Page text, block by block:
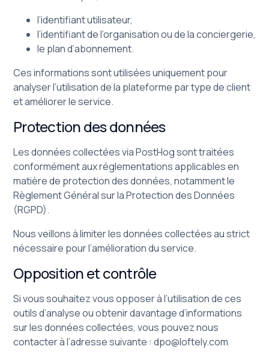
l’identifiant utilisateur,
l’identifiant de l’organisation ou de la conciergerie,
le plan d’abonnement.
Ces informations sont utilisées uniquement pour
analyser l’utilisation de la plateforme par type de client
et améliorer le service.
Protection des données
Les données collectées via PostHog sont traitées
conformément aux réglementations applicables en
matière de protection des données, notamment le
Règlement Général sur la Protection des Données
(RGPD).
Nous veillons à limiter les données collectées au strict
nécessaire pour l’amélioration du service.
Opposition et contrôle
Si vous souhaitez vous opposer à l’utilisation de ces
outils d’analyse ou obtenir davantage d’informations
sur les données collectées, vous pouvez nous
contacter à l’adresse suivante : dpo@loftely.com